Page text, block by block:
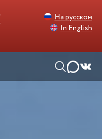
На русском
In English